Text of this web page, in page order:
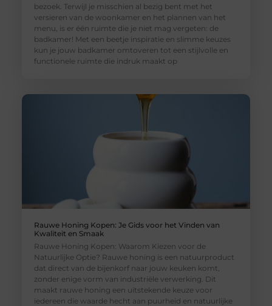
bezoek. Terwijl je misschien al bezig bent met het
versieren van de woonkamer en het plannen van het
menu, is er één ruimte die je niet mag vergeten: de
badkamer! Met een beetje inspiratie en slimme keuzes
kun je jouw badkamer omtoveren tot een stijlvolle en
functionele ruimte die indruk maakt op
Rauwe Honing Kopen: Je Gids voor het Vinden van
Kwaliteit en Smaak
Rauwe Honing Kopen: Waarom Kiezen voor de
Natuurlijke Optie? Rauwe honing is een natuurproduct
dat direct van de bijenkorf naar jouw keuken komt,
zonder enige vorm van industriële verwerking. Dit
maakt rauwe honing een uitstekende keuze voor
iedereen die waarde hecht aan puurheid en natuurlijke